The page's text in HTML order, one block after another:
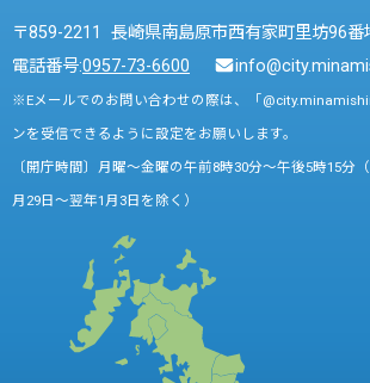
〒859-2211 長崎県南島原市西有家町里坊96番
電話番号:0957-73-6600
※Eメールでのお問い合わせの際は、「
ンを受信できるように設定をお願いします。
〔開庁時間〕月曜～金曜の午前8時30分～午後5時15分
月29日～翌年1月3日を除く）